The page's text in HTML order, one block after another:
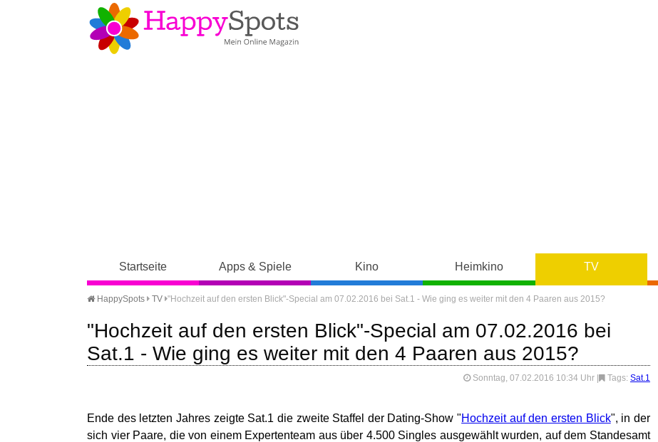
Startseite Apps & Spiele Kino Heimkino TV
HappySpots TV "Hochzeit auf den ersten Blick"-Special am 07.02.2016 bei Sat.1 - Wie ging es weiter mit den 4 Paaren aus 2015?
"Hochzeit auf den ersten Blick"-Special am 07.02.2016 bei
Sat.1 - Wie ging es weiter mit den 4 Paaren aus 2015?
Sonntag, 07.02.2016 10:34 Uhr Tags: Sat.1
Ende des letzten Jahres zeigte Sat.1 die zweite Staffel der Dating-Show "Hochzeit auf den ersten Blick", in der
sich vier Paare, die von einem Expertenteam aus über 4.500 Singles ausgewählt wurden, auf dem Standesamt